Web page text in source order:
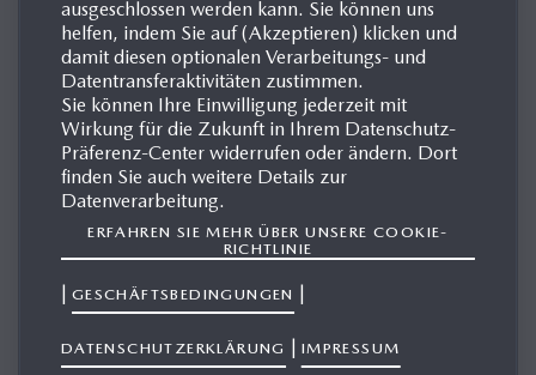
KONZEPTFAHRZEUGE
MAZDA6 MPS
MEDIENGALERIE
Ergebnisse anzeigen 1-1 von 1
ANSICHT IN DEN WARENKORB LEGEN
ausgeschlossen werden kann. Sie können uns
helfen, indem Sie auf (Akzeptieren) klicken und
damit diesen optionalen Verarbeitungs- und
Datentransferaktivitäten zustimmen.
Sie können Ihre Einwilligung jederzeit mit
Wirkung für die Zukunft in Ihrem Datenschutz-
Präferenz-Center widerrufen oder ändern. Dort
finden Sie auch weitere Details zur
Datenverarbeitung.
ERFAHREN SIE MEHR ÜBER UNSERE COOKIE-
RICHTLINIE
| GESCHÄFTSBEDINGUNGEN |
DATENSCHUTZERKLÄRUNG | IMPRESSUM